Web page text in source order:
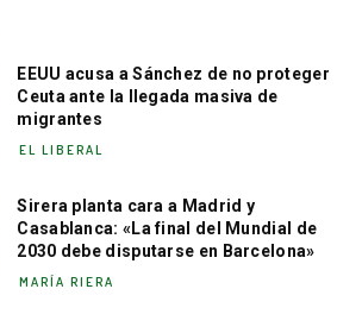
EEUU acusa a Sánchez de no proteger
Ceuta ante la llegada masiva de
migrantes
EL LIBERAL
Sirera planta cara a Madrid y
Casablanca: «La final del Mundial de
2030 debe disputarse en Barcelona»
MARÍA RIERA